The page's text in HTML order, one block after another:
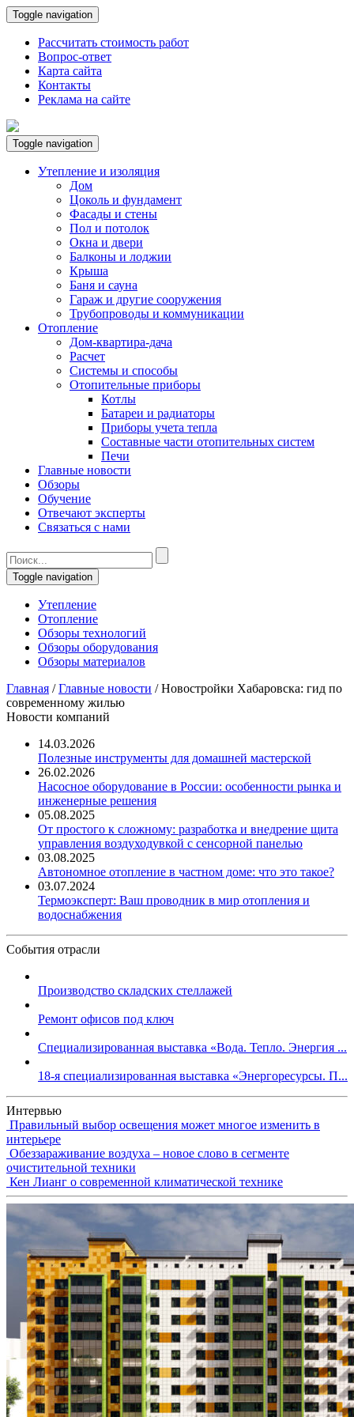
Toggle navigation
Рассчитать стоимость работ
Вопрос-ответ
Карта сайта
Контакты
Реклама на сайте
Toggle navigation
Утепление и изоляция
Дом
Цоколь и фундамент
Фасады и стены
Пол и потолок
Окна и двери
Балконы и лоджии
Крыша
Баня и сауна
Гараж и другие сооружения
Трубопроводы и коммуникации
Отопление
Дом-квартира-дача
Расчет
Системы и способы
Отопительные приборы
Котлы
Батареи и радиаторы
Приборы учета тепла
Составные части отопительных систем
Печи
Главные новости
Обзоры
Обучение
Отвечают эксперты
Связаться с нами
Toggle navigation
Утепление
Отопление
Обзоры технологий
Обзоры оборудования
Обзоры материалов
Главная /Главные новости /Новостройки Хабаровска: гид по
современному жилью
Новости компаний
14.03.2026
Полезные инструменты для домашней мастерской
26.02.2026
Насосное оборудование в России: особенности рынка и
инженерные решения
05.08.2025
От простого к сложному: разработка и внедрение щита
управления воздуходувкой с сенсорной панелью
03.08.2025
Автономное отопление в частном доме: что это такое?
03.07.2024
Термоэксперт: Ваш проводник в мир отопления и
водоснабжения
События отрасли
Производство складских стеллажей
Ремонт офисов под ключ
Специализированная выставка «Вода. Тепло. Энергия ...
18-я специализированная выставка «Энергоресурсы. П...
Интервью
Правильный выбор освещения может многое изменить в
интерьере
Обеззараживание воздуха – новое слово в сегменте
очистительной техники
Кен Лианг о современной климатической технике